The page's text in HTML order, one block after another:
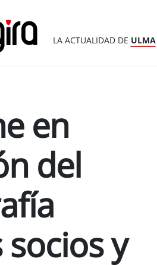
LA ACTUALIDAD DE ULMA
en
del
y